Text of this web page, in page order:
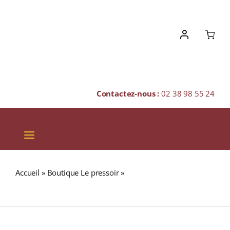
Contactez-nous :02 38 98 55 24
Toggle
Navigation
SPIRITUEUX
Accueil » Boutique Le pressoir»